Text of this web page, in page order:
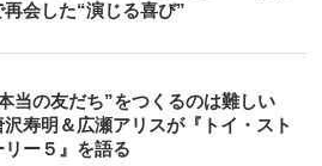
再会した“演じる喜び”
当の友だち”をつくるのは難しい
沢寿明＆広瀬アリスが『トイ・スト
リー５』を語る